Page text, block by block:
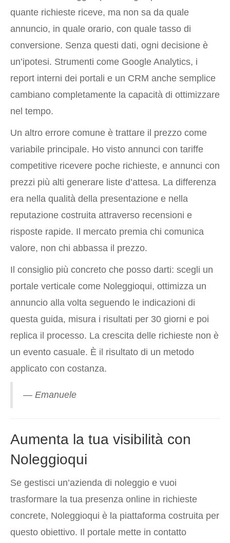
quante richieste riceve, ma non sa da quale
annuncio, in quale orario, con quale tasso di
conversione. Senza questi dati, ogni decisione è
un’ipotesi. Strumenti come Google Analytics, i
report interni dei portali e un CRM anche semplice
cambiano completamente la capacità di ottimizzare
nel tempo.
Un altro errore comune è trattare il prezzo come
variabile principale. Ho visto annunci con tariffe
competitive ricevere poche richieste, e annunci con
prezzi più alti generare liste d’attesa. La differenza
era nella qualità della presentazione e nella
reputazione costruita attraverso recensioni e
risposte rapide. Il mercato premia chi comunica
valore, non chi abbassa il prezzo.
Il consiglio più concreto che posso darti: scegli un
portale verticale come Noleggioqui, ottimizza un
annuncio alla volta seguendo le indicazioni di
questa guida, misura i risultati per 30 giorni e poi
replica il processo. La crescita delle richieste non è
un evento casuale. È il risultato di un metodo
applicato con costanza.
— Emanuele
Aumenta la tua visibilità con
Noleggioqui
Se gestisci un’azienda di noleggio e vuoi
trasformare la tua presenza online in richieste
concrete, Noleggioqui è la piattaforma costruita per
questo obiettivo. Il portale mette in contatto